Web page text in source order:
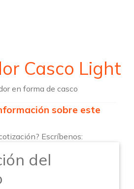
Casco Light
en forma de casco
sobre este
Escríbenos:
del